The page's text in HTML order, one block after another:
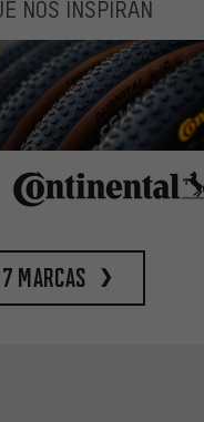
NOS INSPIRAN
marcas